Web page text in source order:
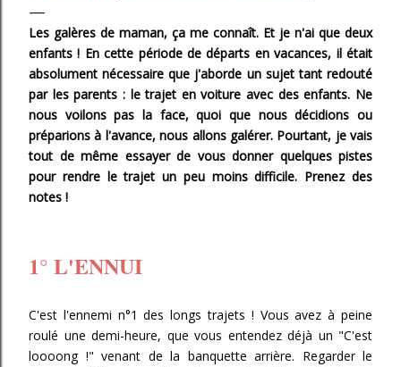
Les galères de maman, ça me connaît. Et je n'ai que deux
enfants ! En cette période de départs en vacances, il était
absolument nécessaire que j'aborde un sujet tant redouté
par les parents : le trajet en voiture avec des enfants. Ne
nous voilons pas la face, quoi que nous décidions ou
préparions à l'avance, nous allons galérer. Pourtant, je vais
tout de même essayer de vous donner quelques pistes
pour rendre le trajet un peu moins difficile. Prenez des
notes !
1° L'ENNUI
C'est l'ennemi n°1 des longs trajets ! Vous avez à peine
roulé une demi-heure, que vous entendez déjà un "C'est
loooong !" venant de la banquette arrière. Regarder le